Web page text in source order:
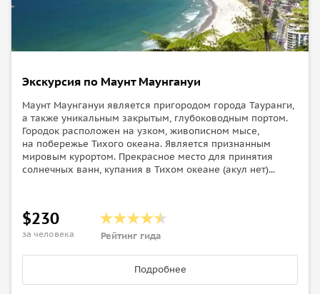
Экскурсия по Маунт Маунгануи
Маунт Маунгануи является пригородом города Тауранги,
а также уникальным закрытым, глубоководным портом.
Городок расположен на узком, живописном мысе,
на побережье Тихого океана. Является признанным
мировым курортом. Прекрасное место для принятия
солнечных ванн, купания в Тихом океане (акул нет)...
$230
за человека Рейтинг гида
Подробнее